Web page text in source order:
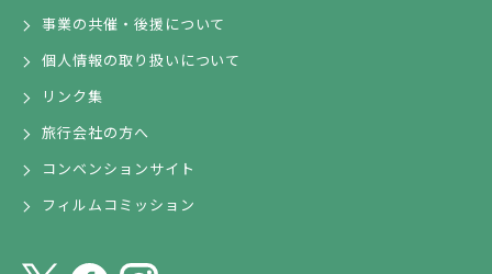
事業の共催・後援について
個人情報の取り扱いについて
リンク集
旅行会社の方へ
コンベンションサイト
フィルムコミッション